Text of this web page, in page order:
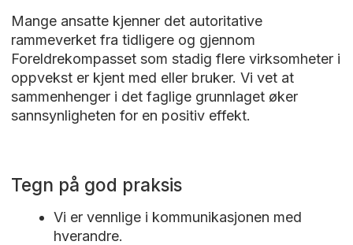
Mange ansatte kjenner det autoritative
rammeverket fra tidligere og gjennom
Foreldrekompasset som stadig flere virksomheter i
oppvekst er kjent med eller bruker. Vi vet at
sammenhenger i det faglige grunnlaget øker
sannsynligheten for en positiv effekt.
Tegn på god praksis
Vi er vennlige i kommunikasjonen med
hverandre.